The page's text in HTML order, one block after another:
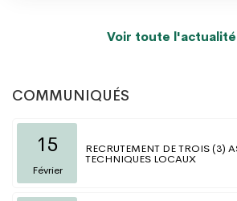
Voir toute l'actualité
COMMUNIQUÉS
15
Février
RECRUTEMENT DE TROIS (3)
TECHNIQUES LOCAUX